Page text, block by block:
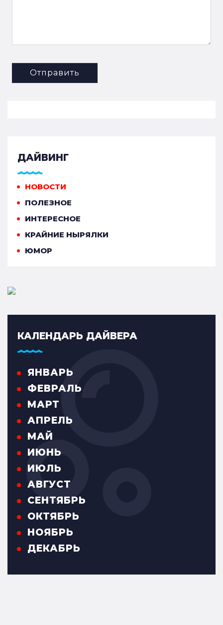
Отправить
ДАЙВИНГ
НОВОСТИ
ПОЛЕЗНОЕ
ИНТЕРЕСНОЕ
КРАЙНИЕ НЫРЯЛКИ
ЮМОР
КАЛЕНДАРЬ ДАЙВЕРА
ЯНВАРЬ
ФЕВРАЛЬ
МАРТ
АПРЕЛЬ
МАЙ
ИЮНЬ
ИЮЛЬ
АВГУСТ
СЕНТЯБРЬ
ОКТЯБРЬ
НОЯБРЬ
ДЕКАБРЬ